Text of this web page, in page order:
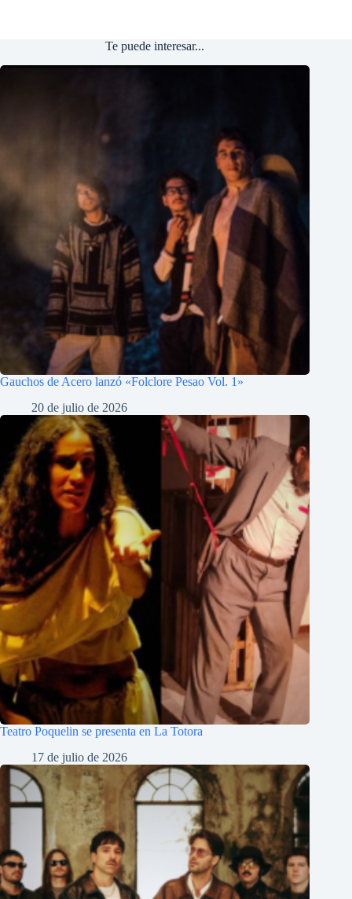
Te puede interesar...
Gauchos de Acero lanzó «Folclore Pesao Vol. 1»
20 de julio de 2026
Teatro Poquelin se presenta en La Totora
17 de julio de 2026